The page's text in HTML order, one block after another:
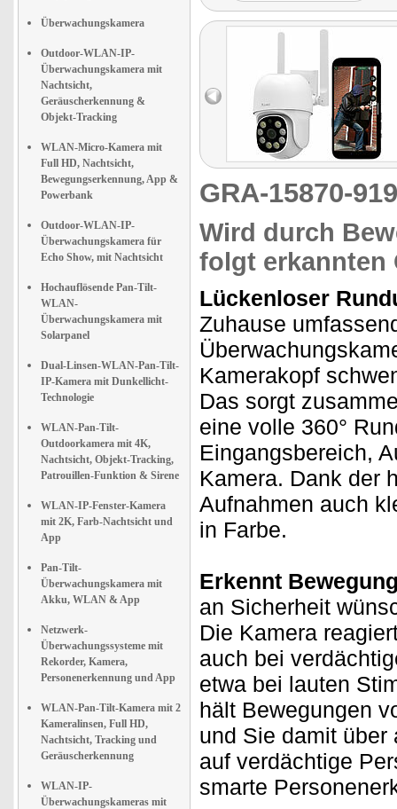
Überwachungskamera
Outdoor-WLAN-IP-
Überwachungskamera mit
Nachtsicht,
Geräuscherkennung &
Objekt-Tracking
WLAN-Micro-Kamera mit
Full HD, Nachtsicht,
Bewegungserkennung, App &
Powerbank
Outdoor-WLAN-IP-
Überwachungskamera für
Echo Show, mit Nachtsicht
Hochauflösende Pan-Tilt-
WLAN-
Überwachungskamera mit
Solarpanel
Dual-Linsen-WLAN-Pan-Tilt-
IP-Kamera mit Dunkellicht-
Technologie
WLAN-Pan-Tilt-
Outdoorkamera mit 4K,
Nachtsicht, Objekt-Tracking,
Patrouillen-Funktion & Sirene
WLAN-IP-Fenster-Kamera
mit 2K, Farb-Nachtsicht und
App
Pan-Tilt-
Überwachungskamera mit
Akku, WLAN & App
Netzwerk-
Überwachungssysteme mit
Rekorder, Kamera,
Personenerkennung und App
WLAN-Pan-Tilt-Kamera mit 2
Kameralinsen, Full HD,
Nachtsicht, Tracking und
Geräuscherkennung
WLAN-IP-
Überwachungskameras mit
GRA-15870-
Wird durch
folgt erkannten
Lückenloser
Zuhause
Kamerakopf
Das sorgt
eine volle 360°
Eingangsbereich,
Kamera. Dank der
Aufnahmen auch
in Farbe.
Erkennt
an Sicherheit
Die Kamera
auch bei
etwa bei lauten
hält Bewegungen
und Sie damit über
auf verdächtige
smarte